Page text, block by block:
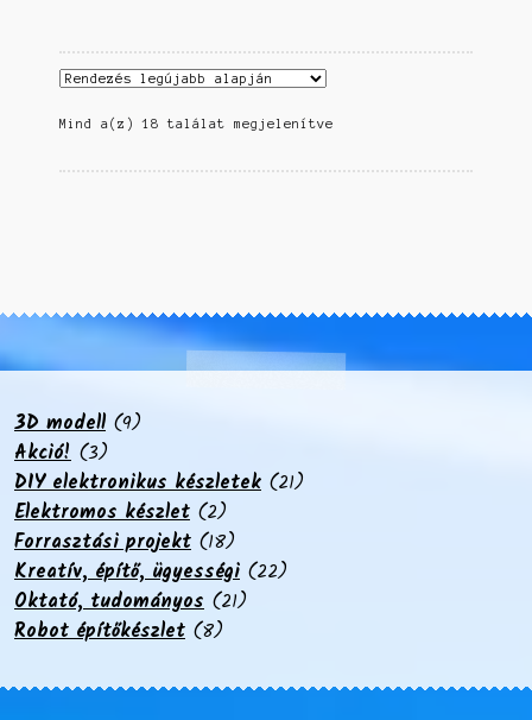
Mind a(z) 18 találat megjelenítve
3D modell 99
Akció! 33
termék
DIY elektronikus készletek 2121
Elektromos készlet 22
termék
Forrasztási projekt 1818
termék
Kreatív, építő, ügyességi 2222
Oktató, tudományos 2121
Robot építőkészlet 88